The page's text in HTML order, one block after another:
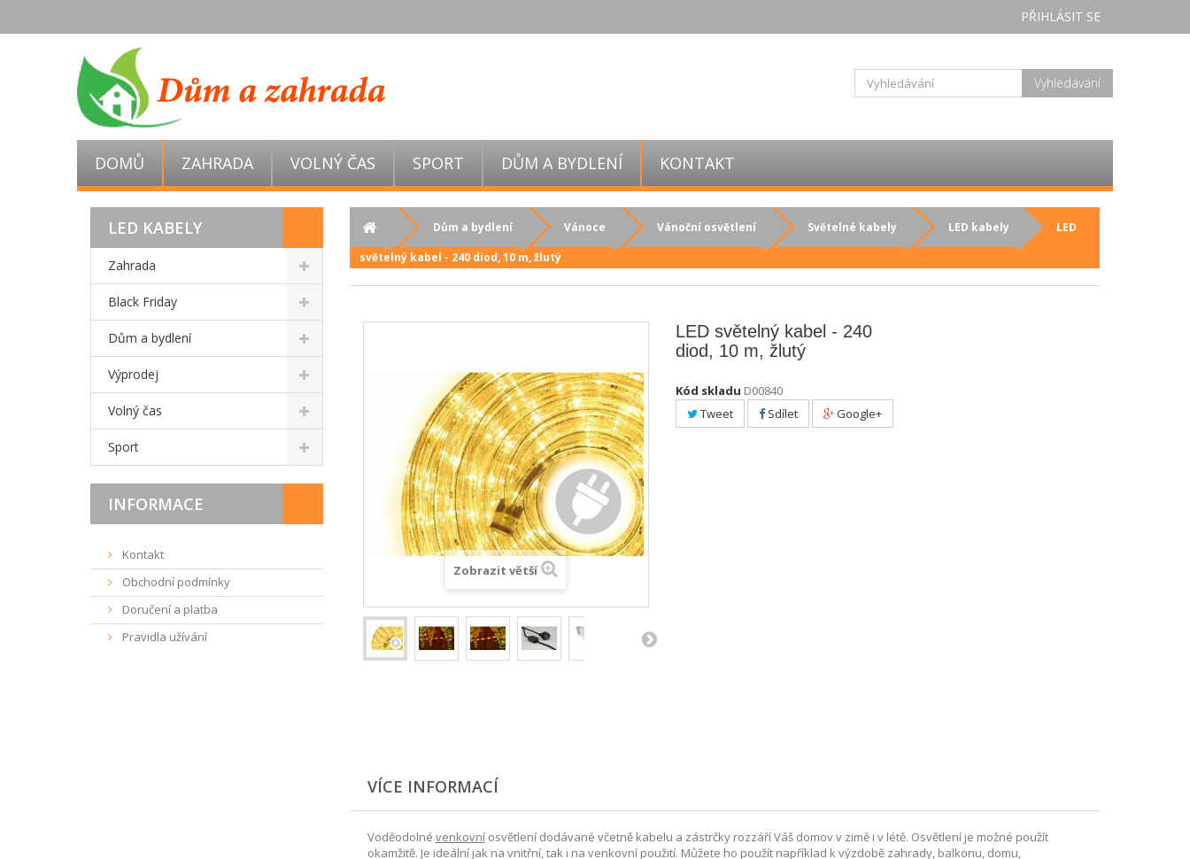
PŘIHLÁSIT SE
Vyhledávání
DOMŮ ZAHRADA VOLNÝ ČAS SPORT DŮM A BYDLENÍ KONTAKT
LED KABELY
Zahrada
Black Friday
Dům a bydlení
Výprodej
Volný čas
Sport
INFORMACE
Kontakt
Obchodní podmínky
Doručení a platba
Pravidla užívání
Dům a bydlení Vánoce Vánoční osvětlení Světelné kabely LED kabely
LED
světelný kabel - 240 diod, 10 m, žlutý
Zobrazit větší
LED světelný kabel - 240
diod, 10 m, žlutý
Kód skladu D00840
Tweet
Sdílet Google+
VÍCE INFORMACÍ
Voděodolné venkovníosvětlení dodávané včetně kabelu a zástrčky rozzáří Váš domov v zimě i v létě. Osvětlení je možné použít
okamžitě. Je ideální jak na vnitřní, tak i na venkovní použití. Můžete ho použít například k výzdobě zahrady, balkonu, domu,